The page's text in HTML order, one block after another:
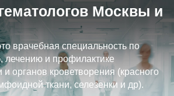
Москвы и
врачебная специальность по
лечению и профилактике
органов кроветворения (красного
ткани, селезенки и др).